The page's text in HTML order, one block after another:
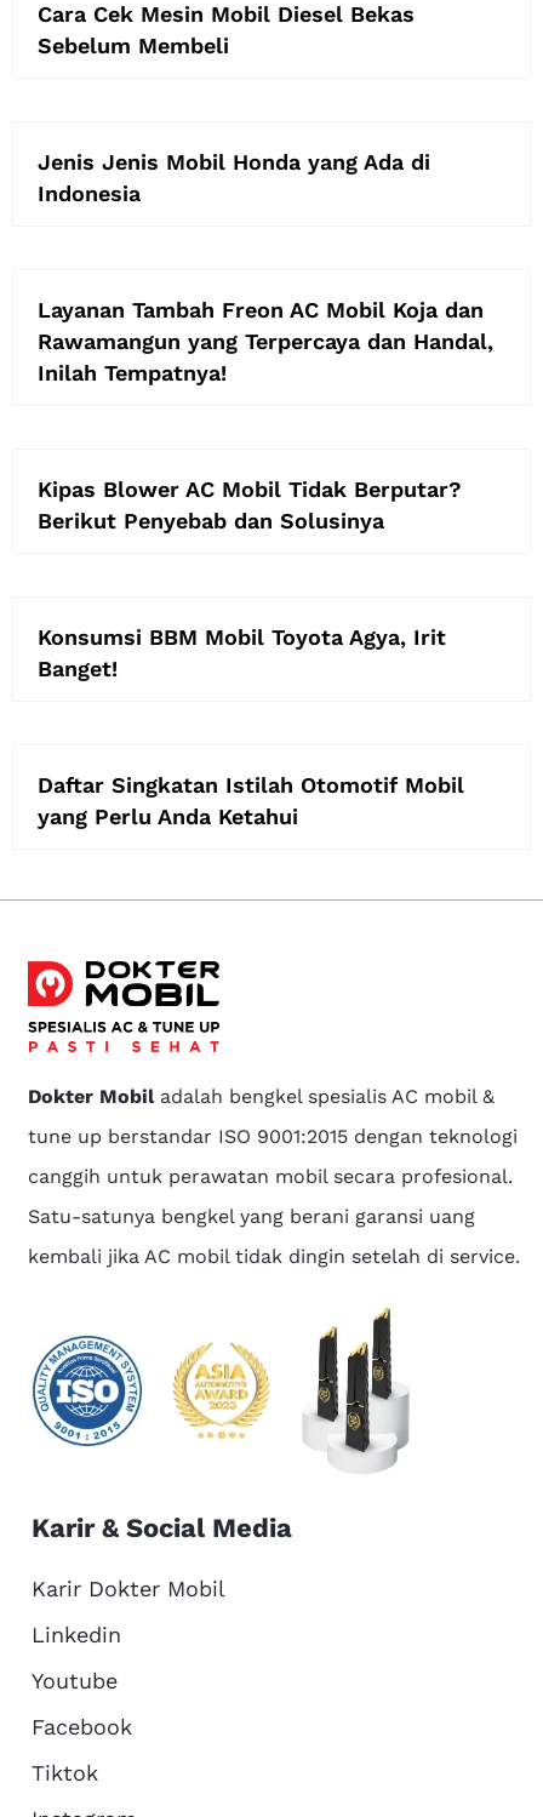
Cara Cek Mesin Mobil Diesel Bekas
Sebelum Membeli
Jenis Jenis Mobil Honda yang Ada di
Indonesia
Layanan Tambah Freon AC Mobil Koja dan
Rawamangun yang Terpercaya dan Handal,
Inilah Tempatnya!
Kipas Blower AC Mobil Tidak Berputar?
Berikut Penyebab dan Solusinya
Konsumsi BBM Mobil Toyota Agya, Irit
Banget!
Daftar Singkatan Istilah Otomotif Mobil
yang Perlu Anda Ketahui
Dokter Mobiladalah bengkel spesialis AC mobil &
tune up berstandar ISO 9001:2015 dengan teknologi
canggih untuk perawatan mobil secara profesional.
Satu-satunya bengkel yang berani garansi uang
kembali jika AC mobil tidak dingin setelah di service.
Karir & Social Media
Karir Dokter Mobil
Linkedin
Youtube
Facebook
Tiktok